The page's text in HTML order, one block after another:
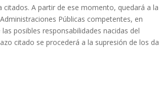
A partir de ese momento, quedará a la
Públicas competentes, en
posibles responsabilidades nacidas del
citado se procederá a la supresión de los